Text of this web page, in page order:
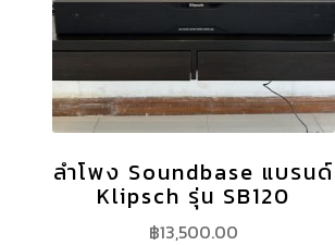
ลำโพง Soundbase แบรนด์
Klipsch รุ่น SB120
฿13,500.00